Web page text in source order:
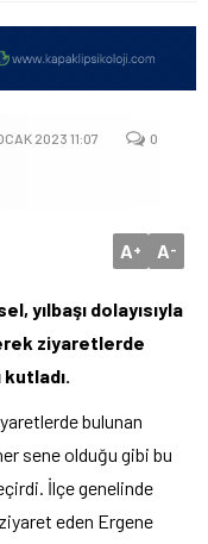
2023 11:07 0
A+ A-
yılbaşı dolayısıyla
ziyaretlerde
kutladı.
bulunan
sene olduğu gibi bu
İlçe genelinde
eden Ergene